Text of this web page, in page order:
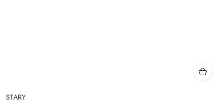
STARY